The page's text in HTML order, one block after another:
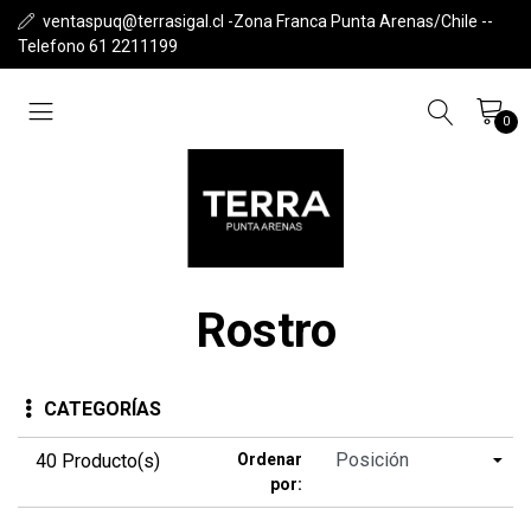
ventaspuq@terrasigal.cl -Zona Franca Punta Arenas/Chile --
Telefono 61 2211199
0
Rostro
CATEGORÍAS
40 Producto(s)
Ordenar
por: